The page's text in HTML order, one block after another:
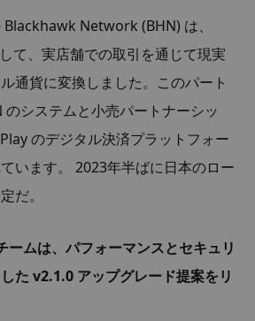
Network (BHN) は、
て、実店舗での取引を通じて現実
通貨に変換しました。このパート
システムと小売パートナーシッ
のデジタル決済プラットフォー
います。 2023年半ばに日本のロー
だ。
ームは、パフォーマンスとセキュリ
た v2.1.0 アップグレード提案をリ